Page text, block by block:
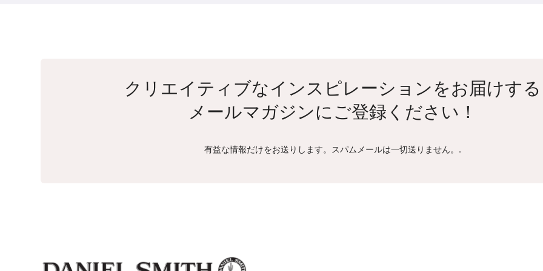
クリエイティブなインスピレーションをお届けする
メールマガジンにご登録ください！
有益な情報だけをお送りします。スパムメールは一切送りません。.